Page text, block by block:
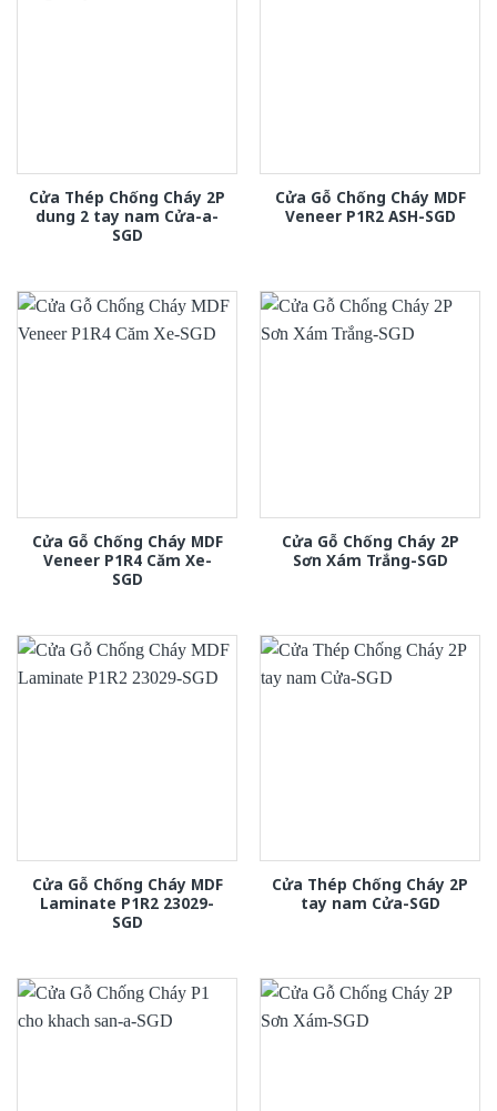
Cửa Thép Chống Cháy 2P
dung 2 tay nam Cửa-a-
SGD
Cửa Gỗ Chống Cháy MDF
Veneer P1R2 ASH-SGD
Cửa Gỗ Chống Cháy MDF
Veneer P1R4 Căm Xe-
SGD
Cửa Gỗ Chống Cháy 2P
Sơn Xám Trắng-SGD
Cửa Gỗ Chống Cháy MDF
Laminate P1R2 23029-
SGD
Cửa Thép Chống Cháy 2P
tay nam Cửa-SGD